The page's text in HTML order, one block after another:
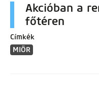
Akcióban a
főtéren
Címkék
MIÖR